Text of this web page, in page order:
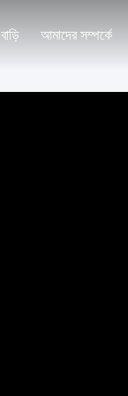
বাড়ি আমাদের সম্পর্কে